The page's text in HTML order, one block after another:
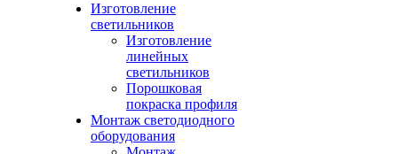
Изготовление
светильников
Изготовление
линейных
светильников
Порошковая
покраска профиля
Монтаж светодиодного
оборудования